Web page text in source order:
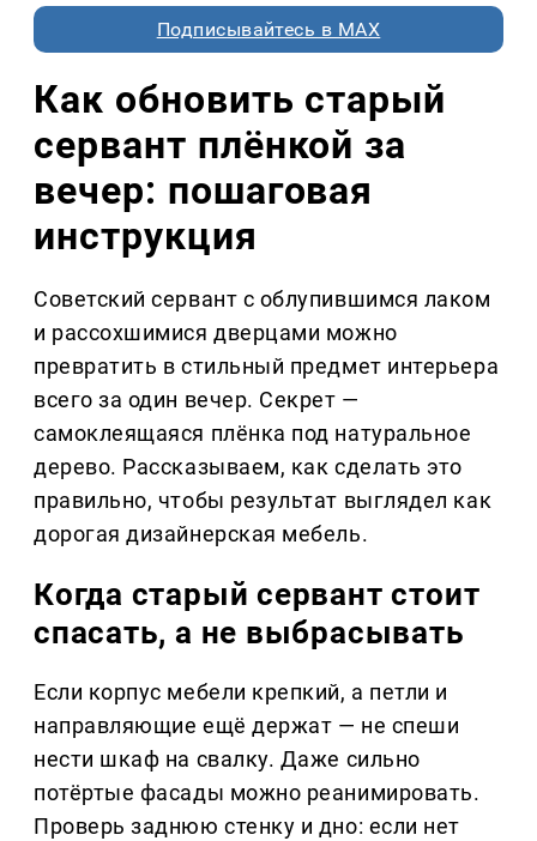
Подписывайтесь в MAX
Как обновить старый
сервант плёнкой за
вечер: пошаговая
инструкция
Советский сервант с облупившимся лаком
и рассохшимися дверцами можно
превратить в стильный предмет интерьера
всего за один вечер. Секрет —
самоклеящаяся плёнка под натуральное
дерево. Рассказываем, как сделать это
правильно, чтобы результат выглядел как
дорогая дизайнерская мебель.
Когда старый сервант стоит
спасать, а не выбрасывать
Если корпус мебели крепкий, а петли и
направляющие ещё держат — не спеши
нести шкаф на свалку. Даже сильно
потёртые фасады можно реанимировать.
Проверь заднюю стенку и дно: если нет